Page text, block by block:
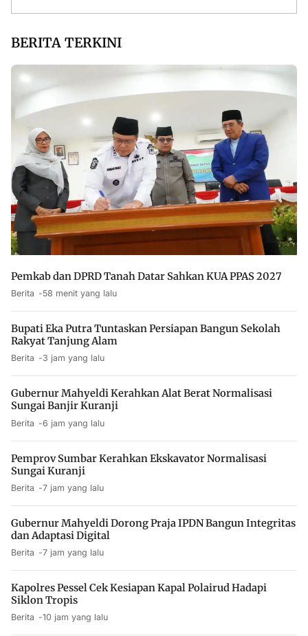
BERITA TERKINI
Pemkab dan DPRD Tanah Datar Sahkan KUA PPAS 2027
Berita 58 menit yang lalu
Bupati Eka Putra Tuntaskan Persiapan Bangun Sekolah
Rakyat Tanjung Alam
Berita 3 jam yang lalu
Gubernur Mahyeldi Kerahkan Alat Berat Normalisasi
Sungai Banjir Kuranji
Berita 6 jam yang lalu
Pemprov Sumbar Kerahkan Ekskavator Normalisasi
Sungai Kuranji
Berita 7 jam yang lalu
Gubernur Mahyeldi Dorong Praja IPDN Bangun Integritas
dan Adaptasi Digital
Berita 7 jam yang lalu
Kapolres Pessel Cek Kesiapan Kapal Polairud Hadapi
Siklon Tropis
Berita 10 jam yang lalu